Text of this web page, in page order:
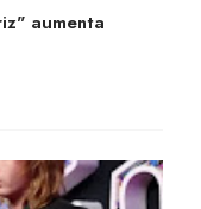
aumenta